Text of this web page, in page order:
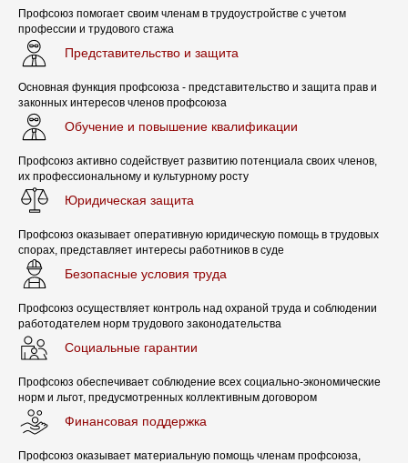
защищена. За нарушение законодательства о
профсоюзах должностные лица
государственных органов, органов местного
лица их объединений (союзов, ассоциаций)
несут дисциплинарную, административную,
федеральными законами.
ВСТУПИТЬ В ПРОФСОЮЗ
СОЗДАТЬ ПЕРВИЧКУ ПРОФСОЮЗА
Профсоюз помогает своим членам в трудоустройстве с учетом
профессии и трудового стажа
Представительство и защита
Основная функция профсоюза - представительство и защита прав и
законных интересов членов профсоюза
Обучение и повышение квалификации
Профсоюз активно содействует развитию потенциала своих членов,
их профессиональному и культурному росту
Юридическая защита
Профсоюз оказывает оперативную юридическую помощь в трудовых
спорах, представляет интересы работников в суде
Безопасные условия труда
Профсоюз осуществляет контроль над охраной труда и соблюдении
работодателем норм трудового законодательства
Социальные гарантии
Профсоюз обеспечивает соблюдение всех социально-экономические
норм и льгот, предусмотренных коллективным договором
Финансовая поддержка
Профсоюз оказывает материальную помощь членам профсоюза,